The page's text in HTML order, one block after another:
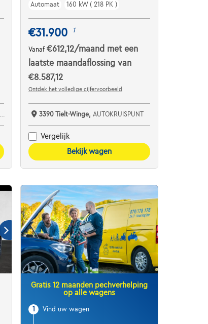
Automaat
160 kW ( 218 PK )
€31.900 1
Vanaf€612,12/maand met een
laatste maandaflossing van
€8.587,12
Ontdek het volledige cijfervoorbeeld
3390 Tielt-Winge, AUTOKRUISPUNT
Vergelijk
Bekijk wagen
Gratis 12 maanden pechverhelping
op alle wagens
1 Vind uw wagen